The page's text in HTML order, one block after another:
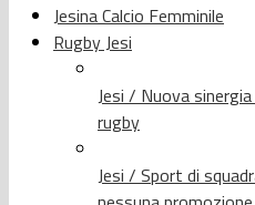
Jesina Calcio Femminile
Rugby Jesi
Jesi / Nuova
rugby
Jesi / Sport di